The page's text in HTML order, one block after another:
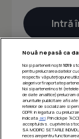
Nouă ne pasă ca
Noi și partenerii noștri 1019
pentru prelucrarea datelor
respectiv vă puteți opune
alegeri vor fi raportate
Noi si partenerii nostri
de date analitice) prelucram
anunturile publicitare
retelelor de socializare si
GDPR in legatura cu
indicata aici. Prin click pe
acceptul dvs. cu privire la
SA MODIFIC SETARILE
necesare pentru